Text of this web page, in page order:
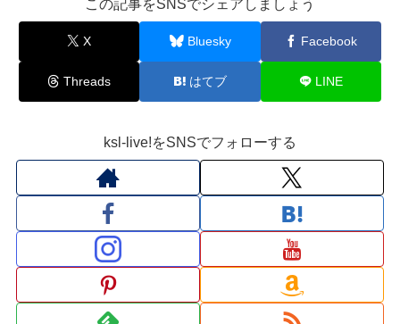
この記事をSNSでシェアしましょう
X Bluesky Facebook
Threads はてブ LINE
ksl-live!をSNSでフォローする